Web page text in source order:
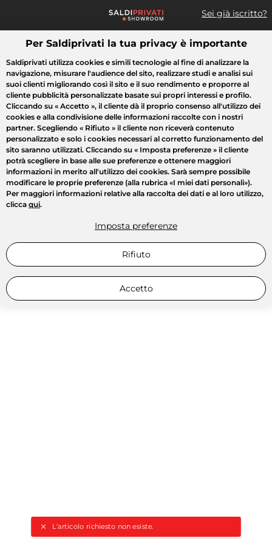
Sei già iscritto?
Cosa cerchi?
L'articolo richiesto non esiste.
Tutte le vendite Moda Casa Bellezza Elettrodomestici
Per Saldiprivati la tua privacy è importante
Saldiprivati utilizza cookies e simili tecnologie al fine di analizzare la
navigazione, misurare l'audience del sito, realizzare studi e analisi sui
suoi clienti migliorando così il sito e il suo rendimento e proporre al
cliente pubblicità personalizzate basate sui propri interessi e profilo.
Cliccando su « Accetto », il cliente dà il proprio consenso all'utilizzo dei
cookies e alla condivisione delle informazioni raccolte con i nostri
partner. Scegliendo « Rifiuto » il cliente non riceverà contenuto
personalizzato e solo i cookies necessari al corretto funzionamento del
sito saranno utilizzati. Cliccando su « Imposta preferenze » il cliente
potrà scegliere in base alle sue preferenze e ottenere maggiori
informazioni in merito all'utilizzo dei cookies. Sarà sempre possibile
modificare le proprie preferenze (alla rubrica «I miei dati personali»).
Per maggiori informazioni relative alla raccolta dei dati e al loro utilizzo,
clicca qui.
Imposta preferenze
Rifiuto
Accetto